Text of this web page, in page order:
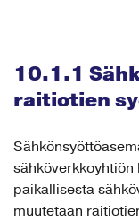
10.1.1
raitiotien
paikallisesta
muutetaan